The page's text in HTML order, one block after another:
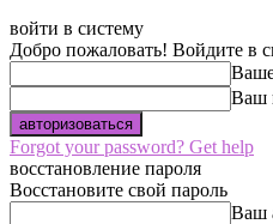
войти в систему
Добро пожаловать! Войдите в
Ваш
Forgot your password? Get help
восстановление пароля
Восстановите свой пароль
Ваш